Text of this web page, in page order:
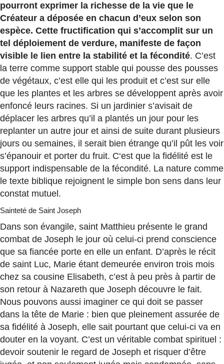
pourront exprimer la richesse de la vie que le
Créateur a déposée en chacun d’eux selon son
espèce. Cette fructification qui s’accomplit sur un
tel déploiement de verdure, manifeste de façon
visible le lien entre la stabilité et la fécondité. C’est
la terre comme support stable qui pousse des pousses
de végétaux, c’est elle qui les produit et c’est sur elle
que les plantes et les arbres se développent après avoir
enfoncé leurs racines. Si un jardinier s’avisait de
déplacer les arbres qu’il a plantés un jour pour les
replanter un autre jour et ainsi de suite durant plusieurs
jours ou semaines, il serait bien étrange qu’il pût les voir
s’épanouir et porter du fruit. C‘est que la fidélité est le
support indispensable de la fécondité. La nature comme
le texte biblique rejoignent le simple bon sens dans leur
constat mutuel.
Sainteté de Saint Joseph
Dans son évangile, saint Matthieu présente le grand
combat de Joseph le jour où celui-ci prend conscience
que sa fiancée porte en elle un enfant. D’après le récit
de saint Luc, Marie étant demeurée environ trois mois
chez sa cousine Elisabeth, c’est à peu près à partir de
son retour à Nazareth que Joseph découvre le fait.
Nous pouvons aussi imaginer ce qui doit se passer
dans la tête de Marie : bien que pleinement assurée de
sa fidélité à Joseph, elle sait pourtant que celui-ci va en
douter en la voyant. C’est un véritable combat spirituel :
devoir soutenir le regard de Joseph et risquer d’être